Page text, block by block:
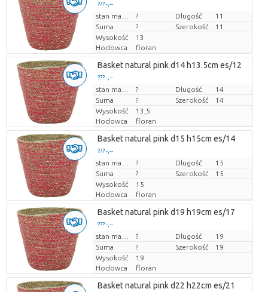
??? -,--
Cena za sztukę
? Długość
11
Suma
? Szerokość
11
Wysokość
13
Hodowca
floran
Basket natural pink d14 h13.5cm es/12
??? -,--
Cena za sztukę
? Długość
14
Suma
? Szerokość
14
Wysokość
13,5
Hodowca
floran
Basket natural pink d15 h15cm es/14
??? -,--
Cena za sztukę
? Długość
15
Suma
? Szerokość
15
Wysokość
15
Hodowca
floran
Basket natural pink d19 h19cm es/17
??? -,--
Cena za sztukę
? Długość
19
Suma
? Szerokość
19
Wysokość
19
Hodowca
floran
Basket natural pink d22 h22cm es/21